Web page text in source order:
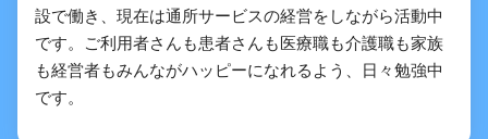
設で働き、現在は通所サービスの経営をしながら活動中
です。ご利用者さんも患者さんも医療職も介護職も家族
も経営者もみんながハッピーになれるよう、日々勉強中
です。